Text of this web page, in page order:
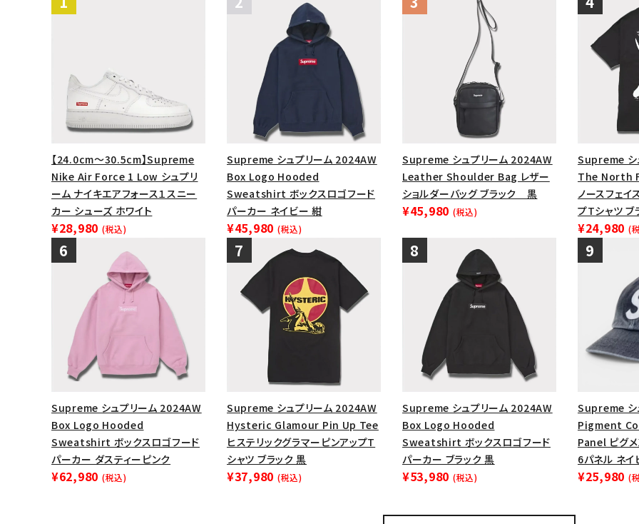
【24.0cm～30.5cm】Supreme
Nike Air Force 1 Low シュプリ
ーム ナイキエアフォース１スニー
カー シューズ ホワイト
¥28,980 (税込)
Supreme シュプリーム 2024AW
Box Logo Hooded
Sweatshirt ボックスロゴフード
パーカー ネイビー 紺
¥45,980 (税込)
Supreme シュプリーム 2024AW
Leather Shoulder Bag レザー
ショルダーバッグ ブラック 黒
¥45,980 (税込)
Supreme シ
The North
ノースフェイ
プTシャツ ブ
¥24,980 (
Supreme シュプリーム 2024AW
Box Logo Hooded
Sweatshirt ボックスロゴフード
パーカー ダスティーピンク
¥62,980 (税込)
Supreme シュプリーム 2024AW
Hysteric Glamour Pin Up Tee
ヒステリックグラマーピンアップT
シャツ ブラック 黒
¥37,980 (税込)
Supreme シュプリーム 2024AW
Box Logo Hooded
Sweatshirt ボックスロゴフード
パーカー ブラック 黒
¥53,980 (税込)
Supreme シ
Pigment
Panel ピグメ
6パネル ネイ
¥25,980 (